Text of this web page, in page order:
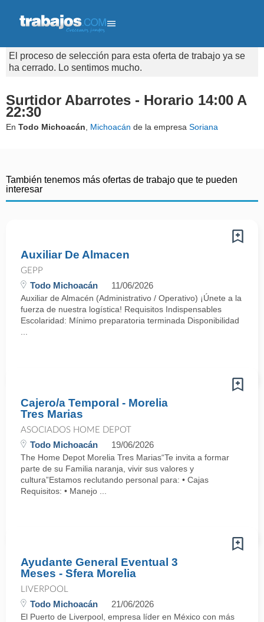
El proceso de selección para esta oferta de trabajo ya se
ha cerrado. Lo sentimos mucho.
Surtidor Abarrotes - Horario 14:00 A
22:30
En Todo Michoacán Michoacán de la empresa Soriana
También tenemos más ofertas de trabajo que te pueden
interesar
Auxiliar De Almacen
GEPP
Todo Michoacán 11/06/2026
Auxiliar de Almacén (Administrativo / Operativo) ¡Únete a la
fuerza de nuestra logística! Requisitos Indispensables
Escolaridad: Mínimo preparatoria terminada Disponibilidad
Cajero/a Temporal - Morelia
Tres Marias
ASOCIADOS HOME DEPOT
Todo Michoacán 19/06/2026
The Home Depot Morelia Tres Marias“Te invita a formar
parte de su Familia naranja, vivir sus valores y
cultura”Estamos reclutando personal para: • Cajas
Requisitos: • Manejo ...
Ayudante General Eventual 3
Meses - Sfera Morelia
LIVERPOOL
Todo Michoacán 21/06/2026
El Puerto de Liverpool, empresa líder en México con más